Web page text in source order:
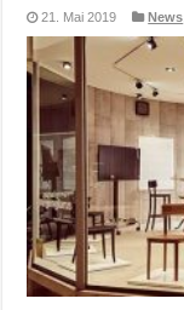
21. Mai 2019 News